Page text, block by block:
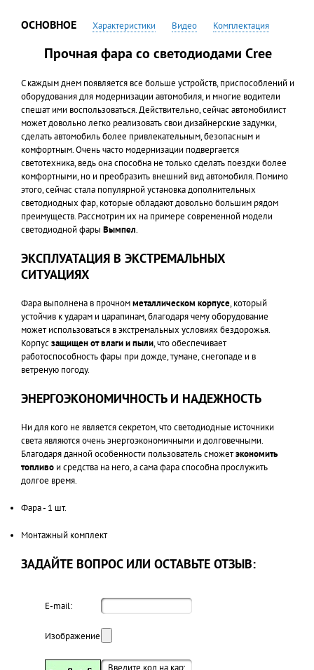
ОСНОВНОЕ Характеристики Видео Комплектация
Прочная фара со светодиодами Cree
С каждым днем появляется все больше устройств, приспособлений и
оборудования для модернизации автомобиля, и многие водители
спешат ими воспользоваться. Действительно, сейчас автомобилист
может довольно легко реализовать свои дизайнерские задумки,
сделать автомобиль более привлекательным, безопасным и
комфортным. Очень часто модернизации подвергается
светотехника, ведь она способна не только сделать поездки более
комфортными, но и преобразить внешний вид автомобиля. Помимо
этого, сейчас стала популярной установка дополнительных
светодиодных фар, которые обладают довольно большим рядом
преимуществ. Рассмотрим их на примере современной модели
светодиодной фары Вымпел.
ЭКСПЛУАТАЦИЯ В ЭКСТРЕМАЛЬНЫХ
СИТУАЦИЯХ
Фара выполнена в прочномметаллическом корпусе, который
устойчив к ударам и царапинам, благодаря чему оборудование
может использоваться в экстремальных условиях бездорожья.
Корпусзащищен от влаги и пыли, что обеспечивает
работоспособность фары при дожде, тумане, снегопаде и в
ветреную погоду.
ЭНЕРГОЭКОНОМИЧНОСТЬ И НАДЕЖНОСТЬ
Ни для кого не является секретом, что светодиодные источники
света являются очень энергоэкономичными и долговечными.
Благодаря данной особенности пользователь сможетэкономить
топливо и средства на него, а сама фара способна прослужить
долгое время.
Фара - 1 шт.
Монтажный комплект
ЗАДАЙТЕ ВОПРОС ИЛИ ОСТАВЬТЕ ОТЗЫВ:
E-mail:
Изображение: